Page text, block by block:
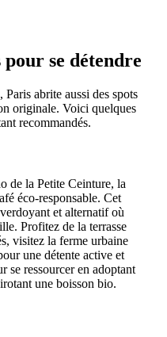
se détendre
Paris abrite aussi des spots
originale. Voici quelques
recommandés.
de la Petite Ceinture, la
éco-responsable. Cet
et alternatif où
Profitez de la terrasse
visitez la ferme urbaine
une détente active et
se ressourcer en adoptant
une boisson bio.